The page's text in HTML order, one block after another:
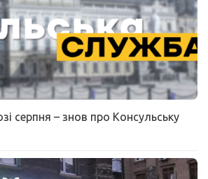
серпня – знов про Консульську